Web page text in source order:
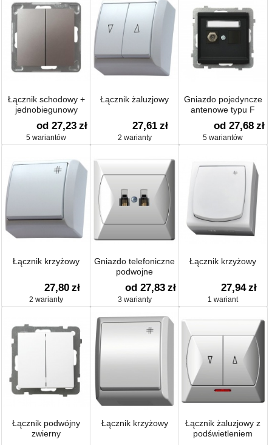
Łącznik schodowy +
jednobiegunowy
od 27,23 zł
5 wariantów
Łącznik żaluzjowy
27,61 zł
2 warianty
Gniazdo pojedyncze
antenowe typu F
od 27,68 zł
5 wariantów
Łącznik krzyżowy
27,80 zł
2 warianty
Gniazdo telefoniczne
podwojne
od 27,83 zł
3 warianty
Łącznik krzyżowy
27,94 zł
1 wariant
Łącznik podwójny
zwierny
Łącznik krzyżowy
Łącznik żaluzjowy z
podświetleniem